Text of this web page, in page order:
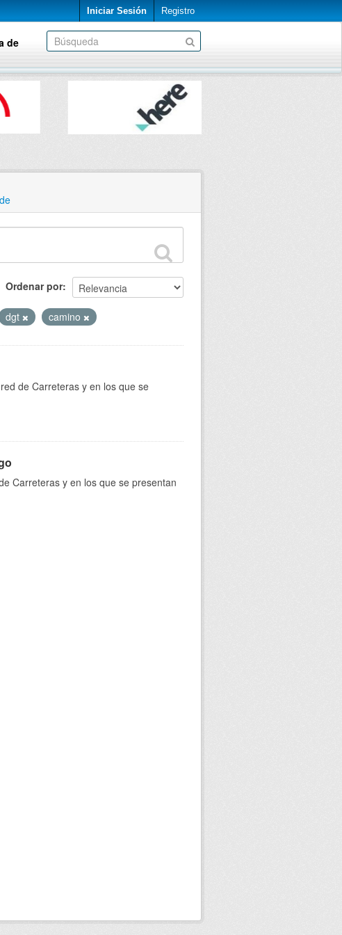
Iniciar Sesión Registro
de
Ordenar por
dgt camino
de Carreteras y en los que se
Carreteras y en los que se presentan